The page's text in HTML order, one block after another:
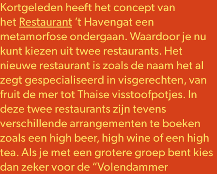
Kortgeleden heeft het concept van
het Restaurant ’t Havengat een
metamorfose ondergaan. Waardoor je nu
kunt kiezen uit twee restaurants. Het
nieuwe restaurant is zoals de naam het al
zegt gespecialiseerd in visgerechten, van
fruit de mer tot Thaise visstoofpotjes. In
deze twee restaurants zijn tevens
verschillende arrangementen te boeken
zoals een high beer, high wine of een high
tea. Als je met een grotere groep bent kies
dan zeker voor de “Volendammer